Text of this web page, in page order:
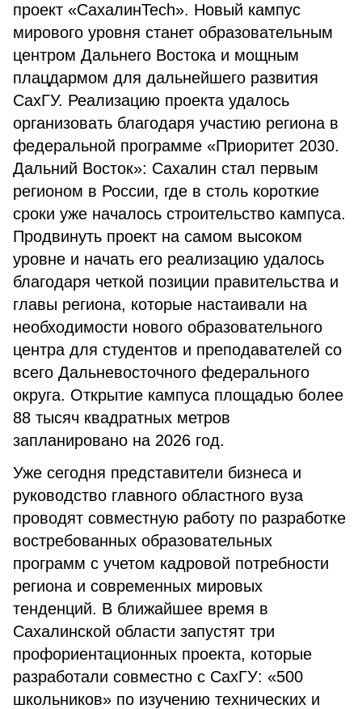
проект «СахалинTech». Новый кампус
мирового уровня станет образовательным
центром Дальнего Востока и мощным
плацдармом для дальнейшего развития
СахГУ. Реализацию проекта удалось
организовать благодаря участию региона в
федеральной программе «Приоритет 2030.
Дальний Восток»: Сахалин стал первым
регионом в России, где в столь короткие
сроки уже началось строительство кампуса.
Продвинуть проект на самом высоком
уровне и начать его реализацию удалось
благодаря четкой позиции правительства и
главы региона, которые настаивали на
необходимости нового образовательного
центра для студентов и преподавателей со
всего Дальневосточного федерального
округа. Открытие кампуса площадью более
88 тысяч квадратных метров
запланировано на 2026 год.
Уже сегодня представители бизнеса и
руководство главного областного вуза
проводят совместную работу по разработке
востребованных образовательных
программ с учетом кадровой потребности
региона и современных мировых
тенденций. В ближайшее время в
Сахалинской области запустят три
профориентационных проекта, которые
разработали совместно с СахГУ: «500
школьников» по изучению технических и